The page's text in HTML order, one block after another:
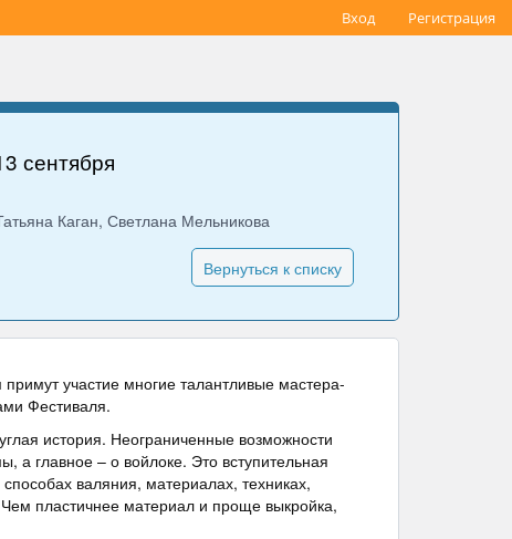
Регистрация
Вход
сентября
Каган, Светлана Мельникова
Вернуться к списку
участие многие талантливые мастера-
Фестиваля.
история. Неограниченные возможности
главное – о войлоке. Это вступительная
валяния, материалах, техниках,
пластичнее материал и проще выкройка,